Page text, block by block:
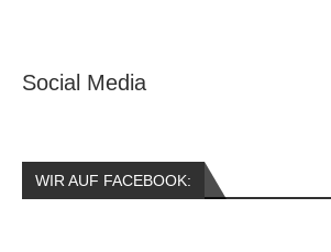
Social Media
WIR AUF FACEBOOK: